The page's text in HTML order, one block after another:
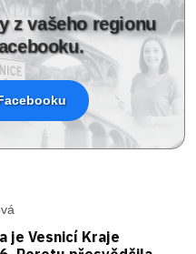
z vašeho regionu
je Vesnicí Kraje